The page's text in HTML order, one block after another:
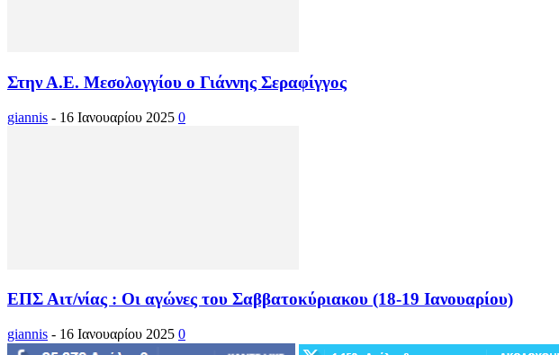
Στην Α.Ε. Μεσολογγίου ο Γιάννης Σεραφίγγος
giannis - 16 Ιανουαρίου 2025 0
ΕΠΣ Αιτ/νίας : Οι αγώνες του Σαββατοκύριακου (18-19 Ιανουαρίου)
giannis - 16 Ιανουαρίου 2025 0